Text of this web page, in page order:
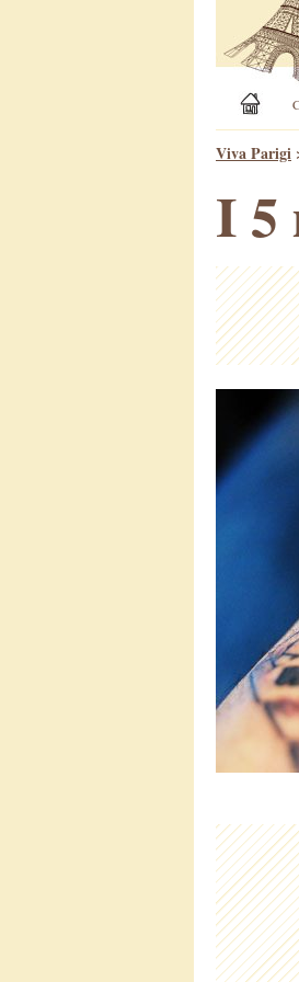
Viva Parigi
I 5